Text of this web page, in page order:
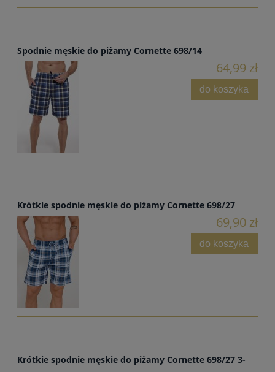
Spodnie męskie do piżamy Cornette 698/14
64,99 zł
do koszyka
Krótkie spodnie męskie do piżamy Cornette 698/27
69,90 zł
do koszyka
Krótkie spodnie męskie do piżamy Cornette 698/27 3-